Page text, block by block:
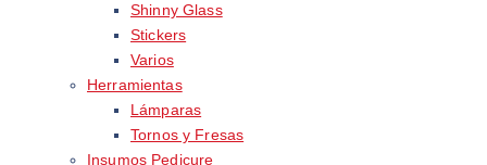
Shinny Glass
Stickers
Varios
Herramientas
Lámparas
Tornos y Fresas
Insumos Pedicure